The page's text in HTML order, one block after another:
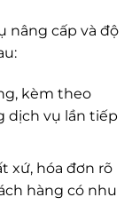
nâng cấp và độ
kèm theo
dịch vụ lần tiếp
xứ, hóa đơn rõ
hàng có nhu